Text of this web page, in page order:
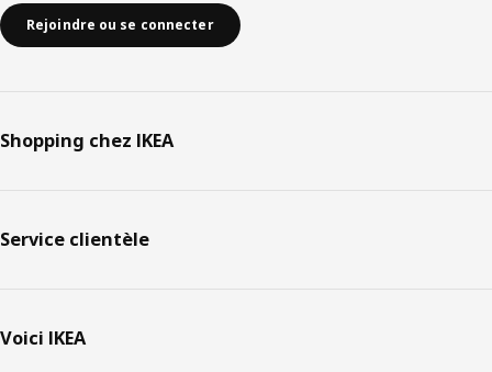
Rejoindre ou se connecter
Shopping chez IKEA
Service clientèle
Voici IKEA